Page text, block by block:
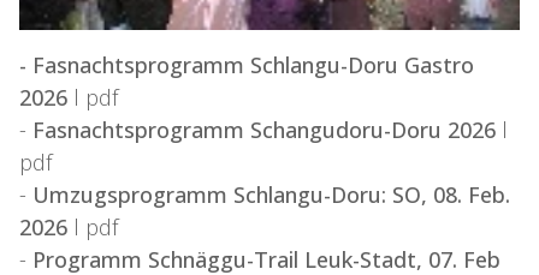
- Fasnachtsprogramm Schlangu-Doru Gastro
2026 l pdf
- Fasnachtsprogramm Schangudoru-Doru 2026 l
pdf
- Umzugsprogramm Schlangu-Doru: SO, 08. Feb.
2026 l pdf
- Programm Schnäggu-Trail Leuk-Stadt, 07. Feb